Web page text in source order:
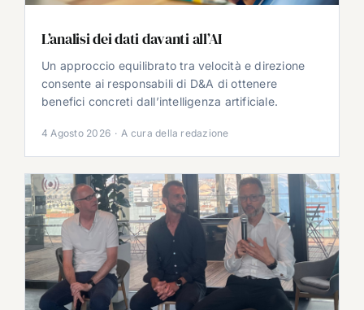
L’analisi dei dati davanti all’AI
Un approccio equilibrato tra velocità e direzione
consente ai responsabili di D&A di ottenere
benefici concreti dall’intelligenza artificiale.
4 Agosto 2026 · A cura della redazione